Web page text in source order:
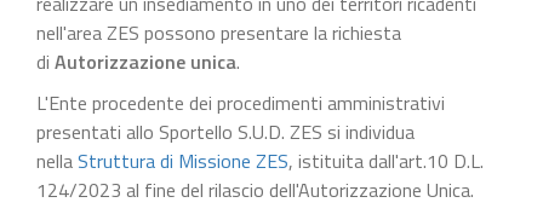
nell'area ZES possono presentare la richiesta
di Autorizzazione unica.
L'Ente procedente dei procedimenti amministrativi
presentati allo Sportello S.U.D. ZES si individua
nellaStruttura di Missione ZES, istituita dall'art.10 D.L.
124/2023 al fine del rilascio dell'Autorizzazione Unica.